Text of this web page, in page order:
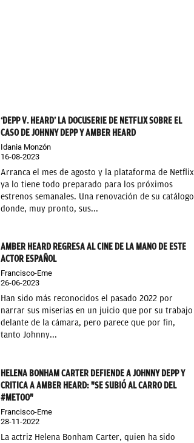
‘DEPP V. HEARD’ LA DOCUSERIE DE NETFLIX SOBRE EL
CASO DE JOHNNY DEPP Y AMBER HEARD
Idania Monzón
16-08-2023
Arranca el mes de agosto y la plataforma de Netflix
ya lo tiene todo preparado para los próximos
estrenos semanales. Una renovación de su catálogo
donde, muy pronto, sus...
AMBER HEARD REGRESA AL CINE DE LA MANO DE ESTE
ACTOR ESPAÑOL
Francisco-Eme
26-06-2023
Han sido más reconocidos el pasado 2022 por
narrar sus miserias en un juicio que por su trabajo
delante de la cámara, pero parece que por fin,
tanto Johnny...
HELENA BONHAM CARTER DEFIENDE A JOHNNY DEPP Y
CRITICA A AMBER HEARD: "SE SUBIÓ AL CARRO DEL
#METOO"
Francisco-Eme
28-11-2022
La actriz Helena Bonham Carter, quien ha sido